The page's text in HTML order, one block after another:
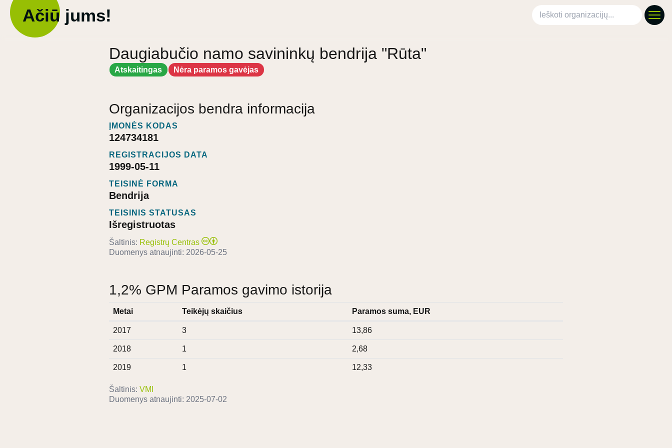
Ačiū jums! Ieškoti organizacijų
Daugiabučio namo savininkų bendrija "Rūta"
Atskaitingas Nėra paramos gavėjas
Organizacijos bendra informacija
ĮMONĖS KODAS
124734181
REGISTRACIJOS DATA
1999-05-11
TEISINĖ FORMA
Bendrija
TEISINIS STATUSAS
Išregistruotas
Šaltinis: Registrų Centras
Duomenys atnaujinti: 2026-05-25
1,2% GPM Paramos gavimo istorija
Metai Teikėjų skaičius Paramos suma, EUR
2017 3 13,86
2018 1 2,68
2019 1 12,33
Šaltinis: VMI
Duomenys atnaujinti: 2025-07-02